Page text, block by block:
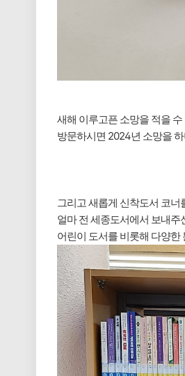
새해 이루고픈 소망을 적을
방문하시면 2024년 소망을
그리고 새롭게 신착도서 코너
얼마 전 세종도서에서 보내
어린이 도서를 비롯해 다양한